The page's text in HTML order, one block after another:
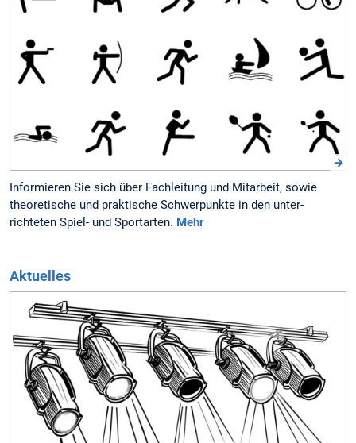
Informieren Sie sich über Fach­leitung und Mit­arbeit, sowie
theo­retische und prak­tische Schwer­punkte in den unter­
richteten Spiel- und Sport­arten. Mehr
Aktuelles